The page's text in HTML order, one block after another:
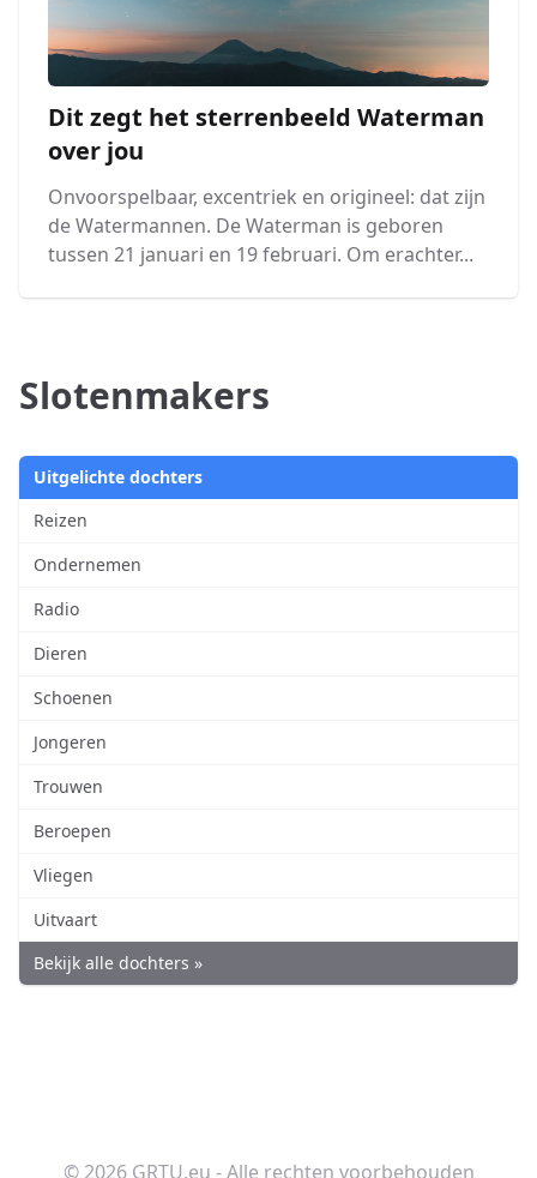
Dit zegt het sterrenbeeld Waterman
over jou
Onvoorspelbaar, excentriek en origineel: dat zijn
de Watermannen. De Waterman is geboren
tussen 21 januari en 19 februari. Om erachter...
Slotenmakers
Uitgelichte dochters
Reizen
Ondernemen
Radio
Dieren
Schoenen
Jongeren
Trouwen
Beroepen
Vliegen
Uitvaart
Bekijk alle dochters »
© 2026 GRTU.eu - Alle rechten voorbehouden